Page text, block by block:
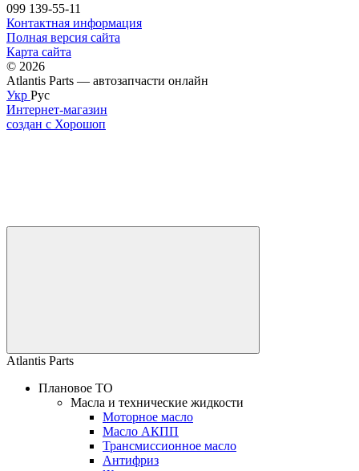
099 139-55-11
Контактная информация
Полная версия сайта
Карта сайта
© 2026
Atlantis Parts — автозапчасти онлайн
Укр Рус
Интернет-магазин
создан с Хорошоп
Atlantis Parts
Плановое ТО
Масла и технические жидкости
Моторное масло
Масло АКПП
Трансмиссионное масло
Антифриз